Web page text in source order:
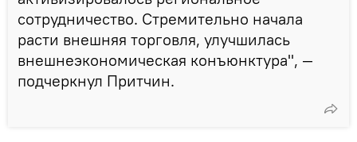
сотрудничество. Стремительно начала
расти внешняя торговля, улучшилась
внешнеэкономическая конъюнктура", —
подчеркнул Притчин.